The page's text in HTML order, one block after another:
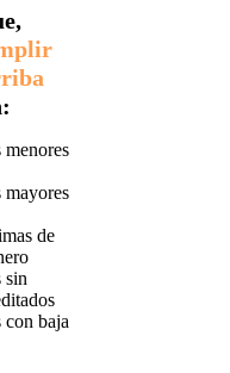
menores
mayores
de
sin
con baja